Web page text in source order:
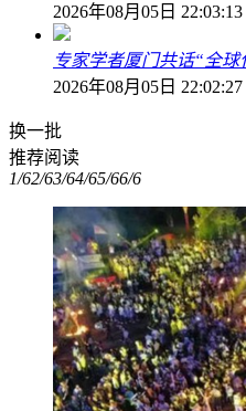
2026年08月05日 22:03:13
专家学者厦门共话“全球
2026年08月05日 22:02:27
换一批
推荐阅读
1/62/63/64/65/66/6